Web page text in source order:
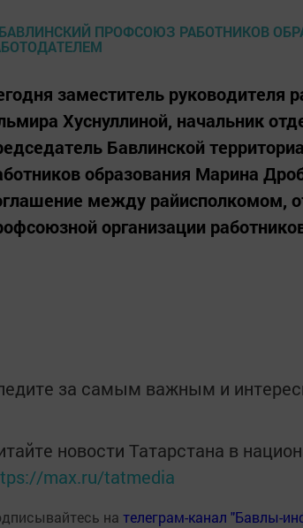
заместитель руководителя
Хуснуллиной, начальник
Бавлинской
образования Марина
между райисполкомом,
организации
за самым важным и
новости Татарстана в
max.ru/tatmedia
на телеграм-канал "Бавлы-